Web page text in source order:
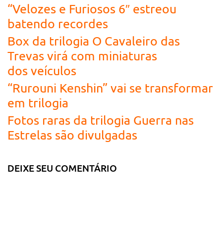
“Velozes e Furiosos 6″ estreou
batendo recordes
Box da trilogia O Cavaleiro das
Trevas virá com miniaturas
dos veículos
“Rurouni Kenshin” vai se transformar
em trilogia
Fotos raras da trilogia Guerra nas
Estrelas são divulgadas
DEIXE SEU COMENTÁRIO